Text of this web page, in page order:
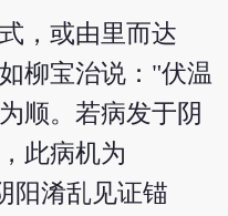
，或由里而达
柳宝治说："伏温
顺。若病发于阴
此病机为
阳淆乱见证锚